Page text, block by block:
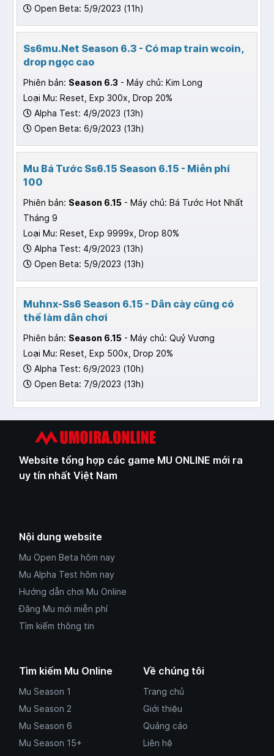
Open Beta: 5/9/2023 (11h)
Ss6mu.Net Season 6.3 - Có map train wcoin,
drop ngọc cao
Phiên bản: Season 6.3 - Máy chủ: Kim Long
Loại Mu: Reset, Exp 300x, Drop 20%
Alpha Test: 4/9/2023 (13h)
Open Beta: 6/9/2023 (13h)
Mu Bá Tước Ss6.15 Season 6.15 - Miễn phí
100
Phiên bản: Season 6.15 - Máy chủ: Bá Tước Hot Nhất
Tháng 9
Loại Mu: Reset, Exp 9999x, Drop 80%
Alpha Test: 4/9/2023 (13h)
Open Beta: 5/9/2023 (13h)
Muhnx-Ss6 Season 6.15 - Dân cày cũng có
thể làm dân chơi
Phiên bản: Season 6.15 - Máy chủ: Quỷ Vương
Loại Mu: Reset, Exp 500x, Drop 20%
Alpha Test: 6/9/2023 (10h)
Open Beta: 7/9/2023 (13h)
Website tổng hợp các game MU ONLINE mới ra
uy tín nhất Việt Nam
Nội dung website
Mu Open Beta hôm nay
Mu Alpha Test hôm nay
Hướng dẫn chơi Mu Online
Đăng Mu mới miễn phí
Tìm kiếm thông tin
Tìm kiếm Mu Online
Mu Season 1
Mu Season 2
Mu Season 6
Mu Season 15+
Về chúng tôi
Trang chủ
Giới thiệu
Quảng cáo
Liên hệ